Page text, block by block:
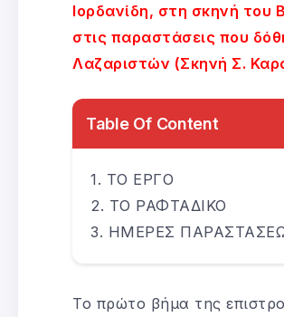
Ιορδανίδη, στη σκηνή του
στις παραστάσεις που
Λαζαριστών (Σκηνή Σ.
Table Of Content
ΤΟ ΕΡΓΟ
ΤΟ ΡΑΦΤΑΔΙΚΟ
ΗΜΕΡΕΣ
Το πρώτο βήμα της